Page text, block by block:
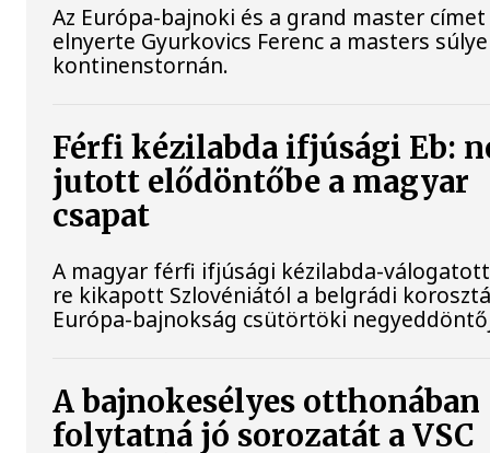
Az Európa-bajnoki és a grand master
elnyerte Gyurkovics Ferenc a masters
kontinenstornán.
Férfi kézilabda ifjúsági Eb:
jutott elődöntőbe a magyar
csapat
A magyar férfi ifjúsági kézilabda-
re kikapott Szlovéniától a belgrádi
Európa-bajnokság csütörtöki
A bajnokesélyes otthonában
folytatná jó sorozatát a VSC